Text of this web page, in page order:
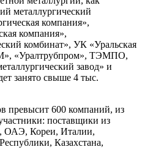
металлургический
компания»,
компания»,
комбинат», УК «Уральская
«Уралтрубпром», ТЭМПО,
завод» и
занято свыше 4 тыс.
превысит 600 компаний, из
поставщики из
ОАЭ, Кореи, Италии,
Казахстана,